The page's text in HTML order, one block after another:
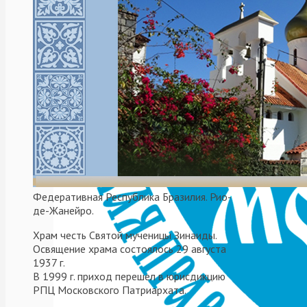
Федеративная Республика Бразилия. Рио-
де-Жанейро.
Храм честь Святой мученицы Зинаиды.
Освящение храма состоялось 29 августа
1937 г.
В 1999 г. приход перешел в юрисдикцию
РПЦ Московского Патриархата.
В
рамках
проведения
Южноамериканского
регионального
этапа
XXIX
Международных
Образовательных
Рождественских
чтений
«Александр
Невский:
Запад